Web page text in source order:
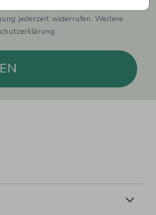
jederzeit widerrufen. Weitere